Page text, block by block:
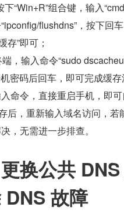
“Win+R”组合键，输入
flushdns”，按下回
存”即可；
，输入命令“sudo
密码后回车，即可完成缓存
命令，直接重启手机，即
后，重新输入域名访问，若
，无需进一步排查。
换公共
故障